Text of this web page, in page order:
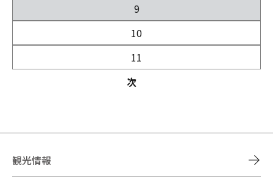
9
10
11
次
観光情報